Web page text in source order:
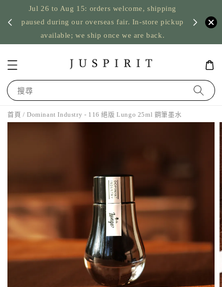
Jul 26 to Aug 15: orders welcome, shipping
paused during our overseas fair. In-store pickup
available; we ship once we are back.
US
搜尋
首頁 / Dominant Industry - 116 絕版 Lungo 25ml 鋼筆墨水